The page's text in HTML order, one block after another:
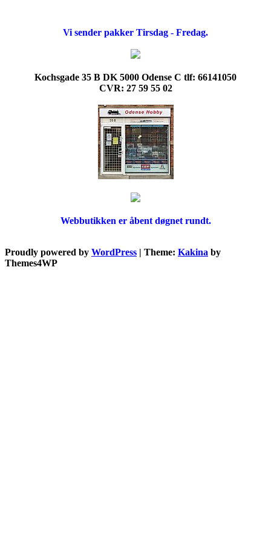
Vi sender pakker Tirsdag - Fredag.
Kochsgade 35 B DK 5000 Odense C tlf: 66141050
CVR: 27 59 55 02
Webbutikken er åbent døgnet rundt.
Proudly powered by WordPress | Theme: Kakina by
Themes4WP